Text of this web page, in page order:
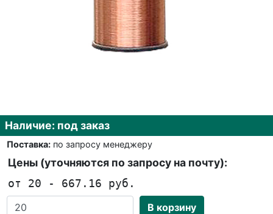
Наличие: под заказ
Поставка:по запросу менеджеру
Цены (уточняются по запросу на почту):
от 20 - 667.16 руб.
В корзину